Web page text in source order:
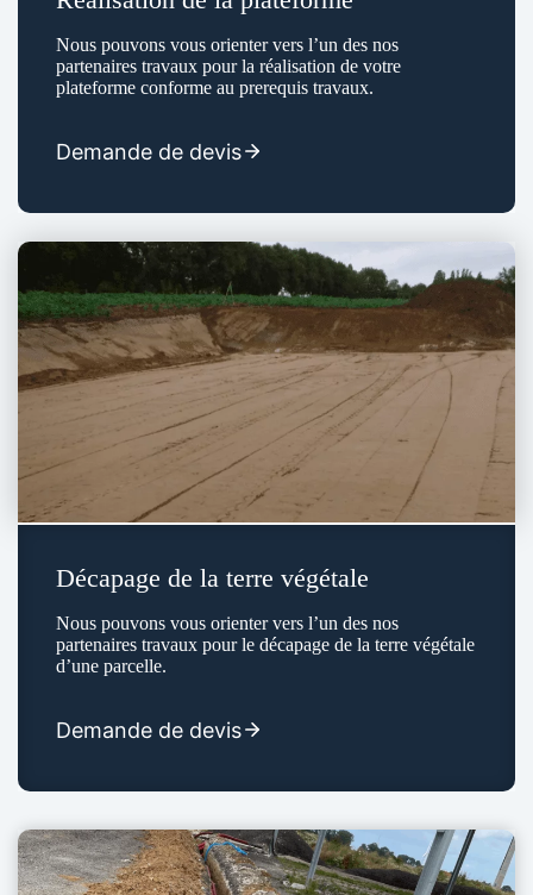
Nous pouvons vous orienter vers l’un des nos
partenaires travaux pour la réalisation de votre
plateforme conforme au prerequis travaux.
Demande de devis
Décapage de la terre végétale
Nous pouvons vous orienter vers l’un des nos
partenaires travaux pour le décapage de la terre végétale
d’une parcelle.
Demande de devis